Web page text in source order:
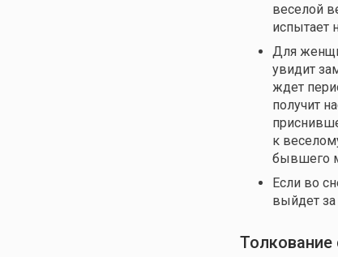
веселой
испытает
Для
увидит
ждет
получит
к
бывшего
Если во
выйдет
Толкование